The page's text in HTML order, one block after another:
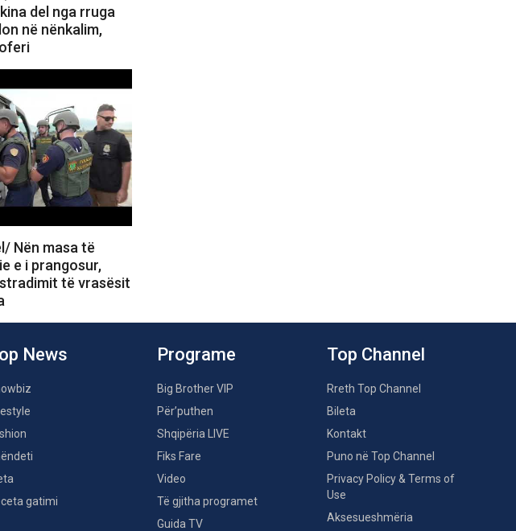
del nga rruga
në nënkalim,
Nën masa të
e i prangosur,
të vrasësit
News
gatimi
Programe
Big Brother VIP
Për’puthen
Shqipëria LIVE
Fiks Fare
Video
Të gjitha programet
Guida TV
Top Channel
Rreth Top Channel
Bileta
Kontakt
Puno në Top Channel
Privacy Policy & Terms of
Use
Aksesueshmëria